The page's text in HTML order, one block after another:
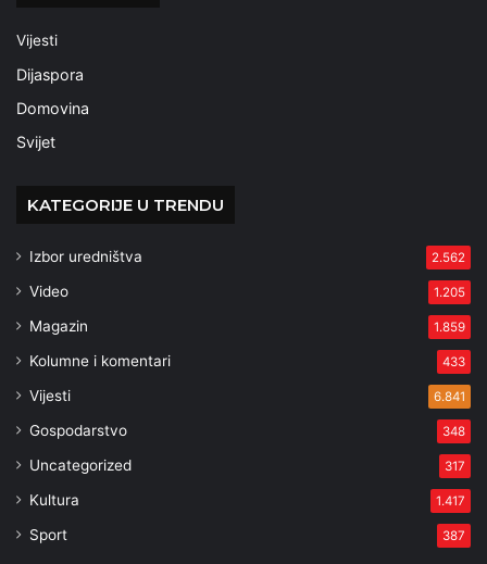
Vijesti
Dijaspora
Domovina
Svijet
KATEGORIJE U TRENDU
Izbor uredništva 2.562
Video 1.205
Magazin 1.859
Kolumne i komentari 433
Vijesti 6.841
Gospodarstvo 348
Uncategorized 317
Kultura 1.417
Sport 387